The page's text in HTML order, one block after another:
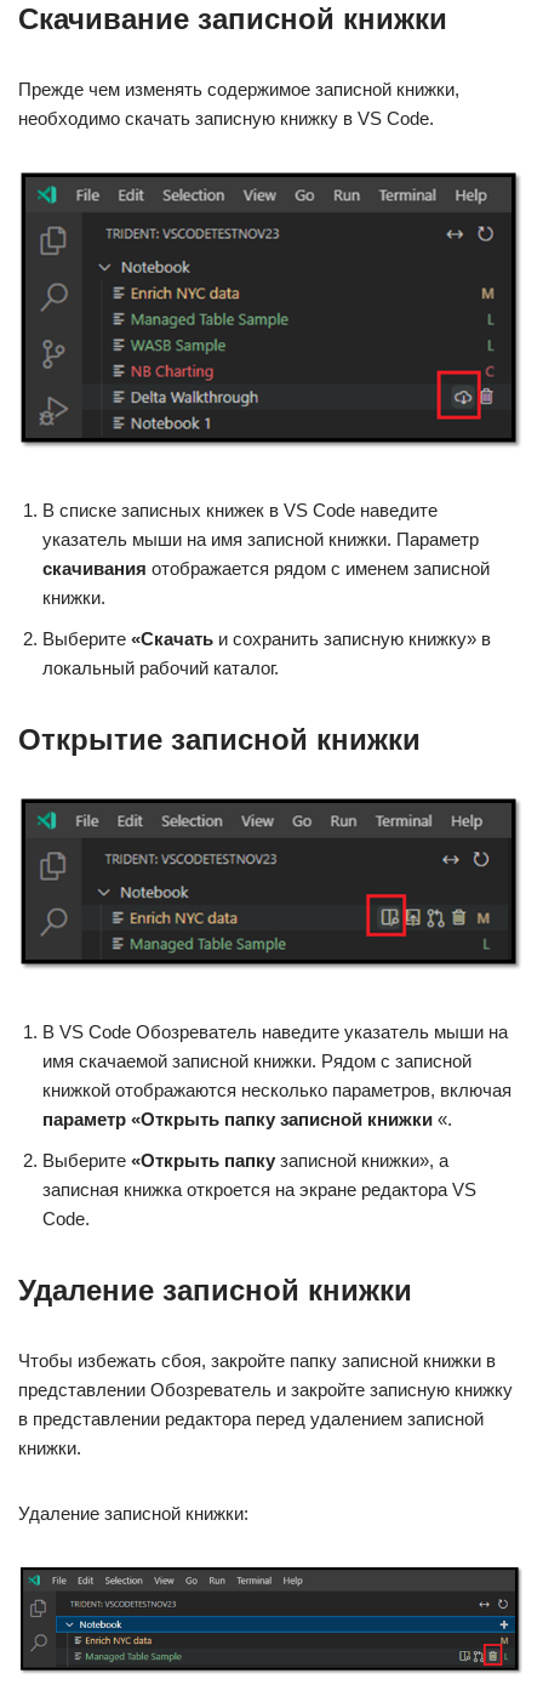
Скачивание записной книжки
Прежде чем изменять содержимое записной книжки,
необходимо скачать записную книжку в VS Code.
В списке записных книжек в VS Code наведите
указатель мыши на имя записной книжки. Параметр
скачивания отображается рядом с именем записной
книжки.
Выберите «Скачать и сохранить записную книжку» в
локальный рабочий каталог.
Открытие записной книжки
В VS Code Обозреватель наведите указатель мыши на
имя скачаемой записной книжки. Рядом с записной
книжкой отображаются несколько параметров, включая
параметр «Открыть папку записной книжки «.
Выберите «Открыть папку записной книжки», а
записная книжка откроется на экране редактора VS
Code.
Удаление записной книжки
Чтобы избежать сбоя, закройте папку записной книжки в
представлении Обозреватель и закройте записную книжку
в представлении редактора перед удалением записной
книжки.
Удаление записной книжки: